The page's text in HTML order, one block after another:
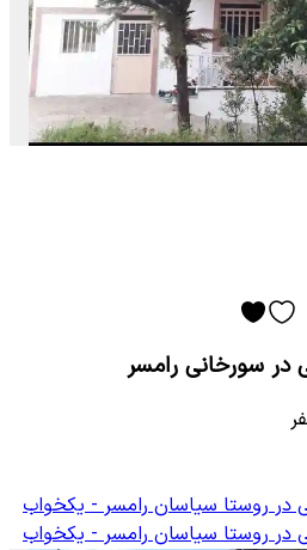
در سورخانی رامسر
در روستا سیاسان رامسر - یکخواب
در روستا سیاسان رامسر - یکخواب